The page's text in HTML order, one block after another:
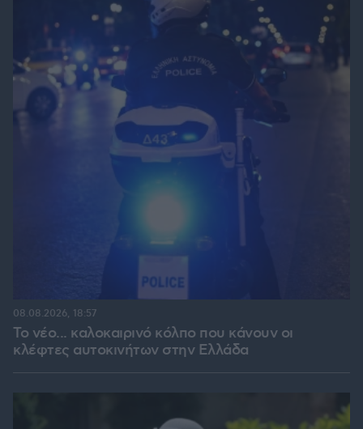
Το νέο... καλοκαιρινό κόλπο που κάνουν οι
κλέφτες αυτοκινήτων στην Ελλάδα
08.08.2026, 18:57